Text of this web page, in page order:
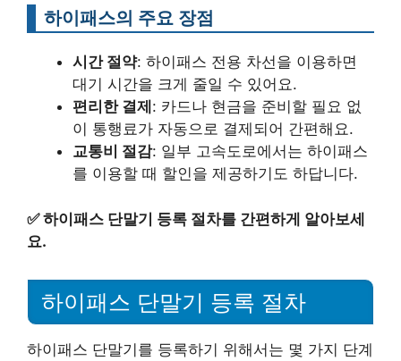
하이패스의 주요 장점
시간 절약: 하이패스 전용 차선을 이용하면
대기 시간을 크게 줄일 수 있어요.
편리한 결제 : 카드나 현금을 준비할 필요 없
이 통행료가 자동으로 결제되어 간편해요.
교통비 절감: 일부 고속도로에서는 하이패스
를 이용할 때 할인을 제공하기도 하답니다.
✅하이패스 단말기 등록 절차를 간편하게 알아보세
요.
하이패스 단말기 등록 절차
하이패스 단말기를 등록하기 위해서는 몇 가지 단계